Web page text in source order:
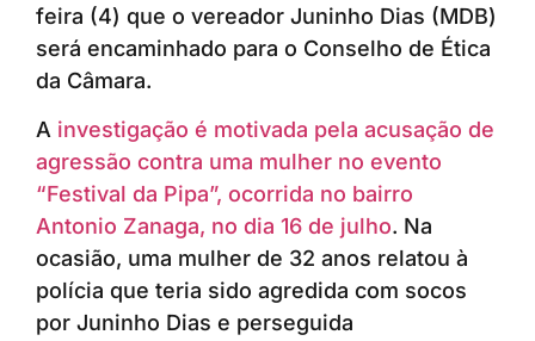
feira (4) que o vereador Juninho Dias (MDB)
será encaminhado para o Conselho de Ética
da Câmara.
A investigação é motivada pela acusação de
agressão contra uma mulher no evento
“Festival da Pipa”, ocorrida no bairro
Antonio Zanaga, no dia 16 de julho. Na
ocasião, uma mulher de 32 anos relatou à
polícia que teria sido agredida com socos
por Juninho Dias e perseguida